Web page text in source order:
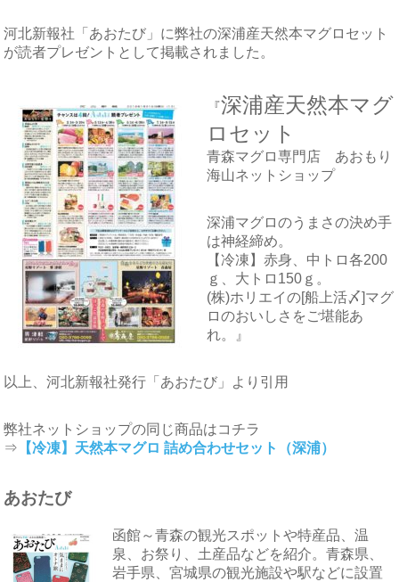
河北新報社「あおたび」に弊社の深浦産天然本マグロセット
が読者プレゼントとして掲載されました。
『深浦産天然本マグ
ロセット
青森マグロ専門店 あおもり
海山ネットショップ
深浦マグロのうまさの決め手
は神経締め。
【冷凍】赤身、中トロ各200
ｇ、大トロ150ｇ。
(株)ホリエイの[船上活〆]マグ
ロのおいしさをご堪能あ
れ。』
以上、河北新報社発行「あおたび」より引用
弊社ネットショップの同じ商品はコチラ
⇒ 【冷凍】天然本マグロ 詰め合わせセット（深浦）
あおたび
函館～青森の観光スポットや特産品、温
泉、お祭り、土産品などを紹介。青森県、
岩手県、宮城県の観光施設や駅などに設置